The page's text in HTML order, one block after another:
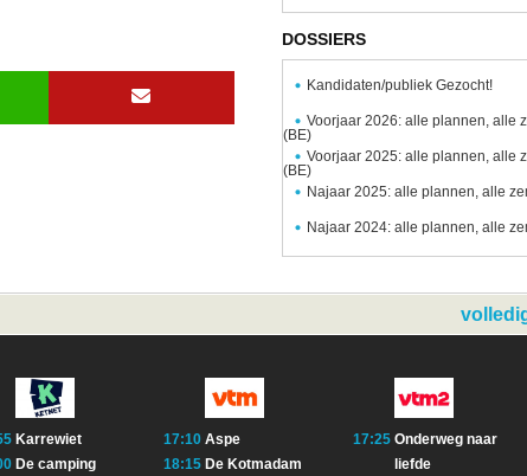
DOSSIERS
Kandidaten/publiek Gezocht!
Voorjaar 2026: alle plannen, alle
(BE)
Voorjaar 2025: alle plannen, alle
(BE)
Najaar 2025: alle plannen, alle
Najaar 2024: alle plannen, alle
Karrewiet
De camping
17:10 Aspe
18:15 De Kotmadam
17:25 Onderweg naar
liefde